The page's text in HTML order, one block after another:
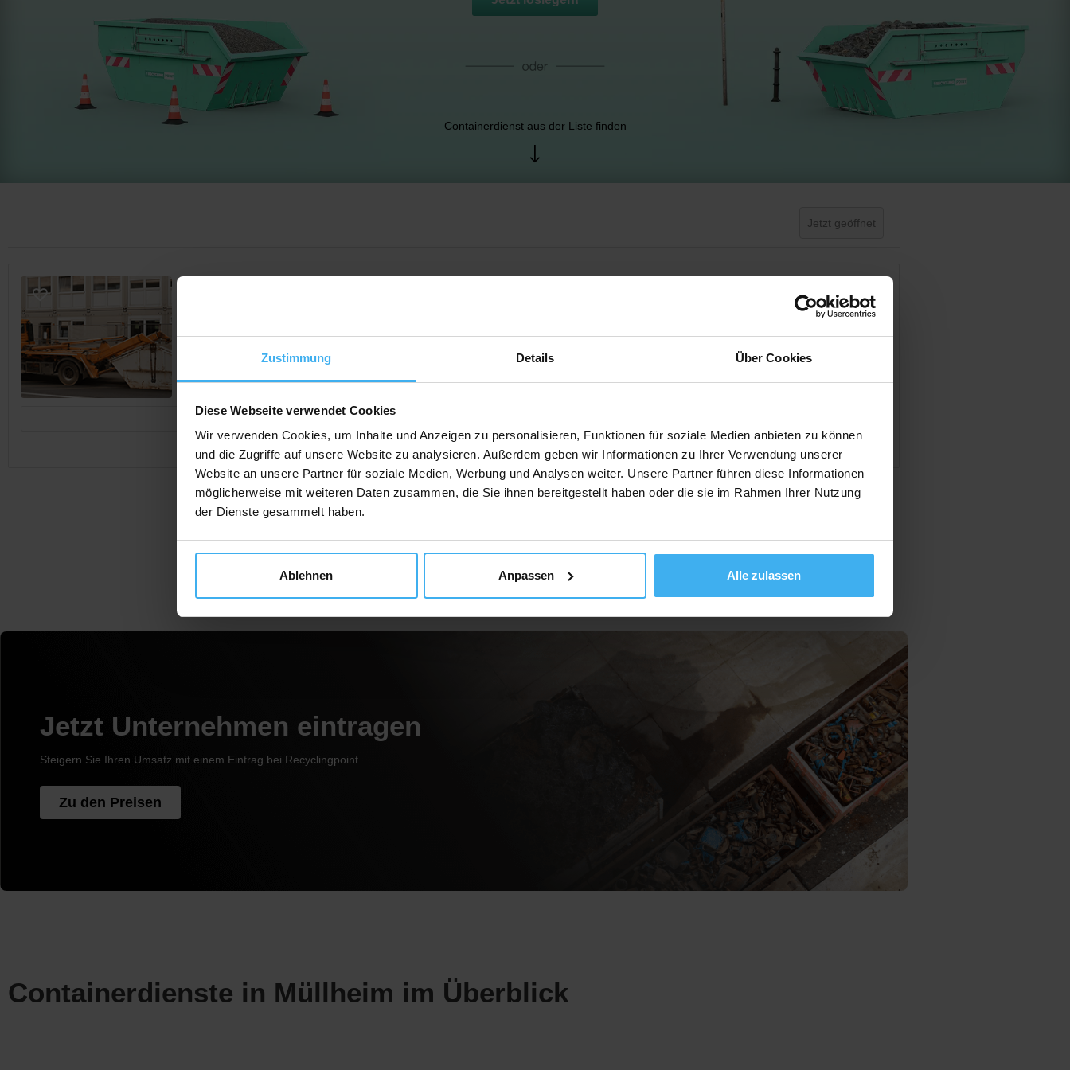
Zustimmung Details Über Cookies
Diese Webseite verwendet Cookies
Wir verwenden Cookies, um Inhalte und Anzeigen zu personalisieren, Funktionen für soziale Medien anbieten zu können
und die Zugriffe auf unsere Website zu analysieren. Außerdem geben wir Informationen zu Ihrer Verwendung unserer
Website an unsere Partner für soziale Medien, Werbung und Analysen weiter. Unsere Partner führen diese Informationen
möglicherweise mit weiteren Daten zusammen, die Sie ihnen bereitgestellt haben oder die sie im Rahmen Ihrer Nutzung
der Dienste gesammelt haben.
Ablehnen Anpassen Alle zulassen
Containerdienst aus der Liste finden
Jetzt geöffnet
Mauchener Str. 1, 79379 Müllheim, Deutschland
Jetzt Anrufen
Für Unternehmen
Jetzt Unternehmen eintragen
Steigern Sie Ihren Umsatz mit einem Eintrag bei Recyclingpoint
Zu den Preisen
Containerdienste in Müllheim im Überblick